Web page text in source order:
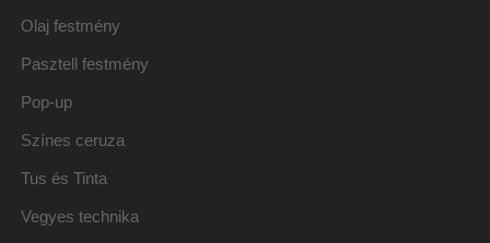
Olaj festmény
Pasztell festmény
Pop-up
Színes ceruza
Tus és Tinta
Vegyes technika